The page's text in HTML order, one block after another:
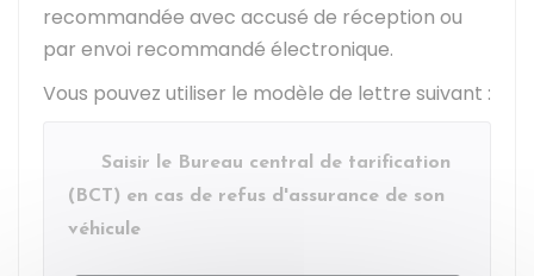
recommandée avec accusé de réception ou
par envoi recommandé électronique.
Vous pouvez utiliser le modèle de lettre suivant :
Saisir le Bureau central de tarification
(BCT) en cas de refus d'assurance de son
véhicule